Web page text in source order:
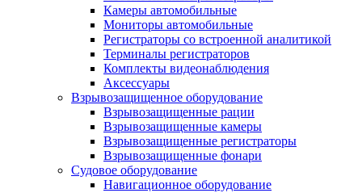
Камеры автомобильные
Мониторы автомобильные
Регистраторы со встроенной аналитикой
Терминалы регистраторов
Комплекты видеонаблюдения
Аксессуары
Взрывозащищенное оборудование
Взрывозащищенные рации
Взрывозащищенные камеры
Взрывозащищенные регистраторы
Взрывозащищенные фонари
Судовое оборудование
Навигационное оборудование